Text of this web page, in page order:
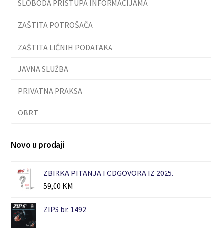
SLOBODA PRISTUPA INFORMACIJAMA
ZAŠTITA POTROŠAČA
ZAŠTITA LIČNIH PODATAKA
JAVNA SLUŽBA
PRIVATNA PRAKSA
OBRT
Novo u prodaji
ZBIRKA PITANJA I ODGOVORA IZ 2025.
59,00 KM
ZIPS br. 1492